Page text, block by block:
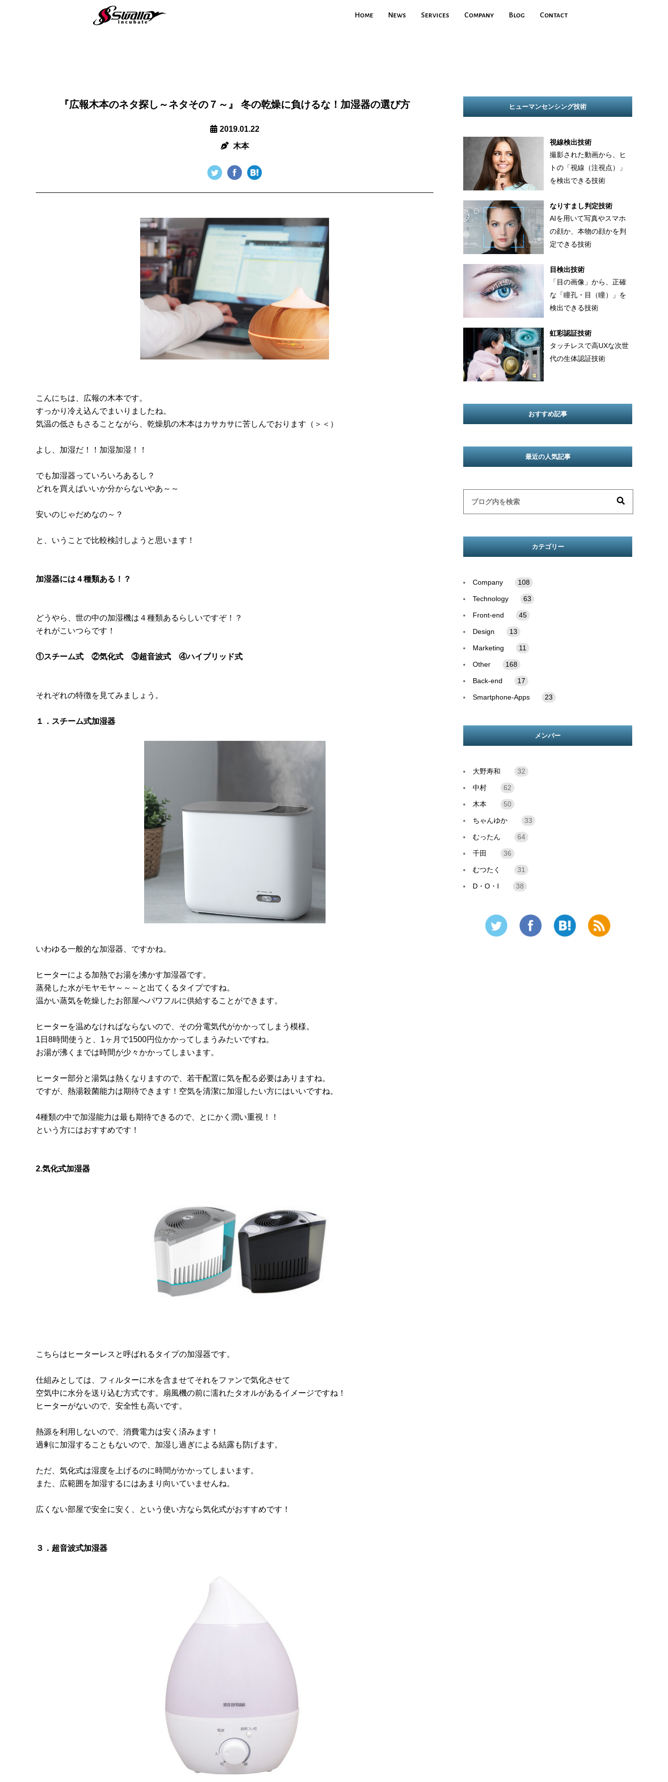
Home News Services Company Blog Contact
『広報木本のネタ探し～ネタその７～』 冬の乾燥に負けるな！加湿器の選び方
2019.01.22
木本
こんにちは、広報の木本です。
すっかり冷え込んでまいりましたね。
気温の低さもさることながら、乾燥肌の木本はカサカサに苦しんでおります（＞＜）
よし、加湿だ！！加湿加湿！！
でも加湿器っていろいろあるし？
どれを買えばいいか分からないやあ～～
安いのじゃだめなの～？
と、いうことで比較検討しようと思います！
加湿器には４種類ある！？
どうやら、世の中の加湿機は４種類あるらしいですぞ！？
それがこいつらです！
①スチーム式 ②気化式 ③超音波式 ④ハイブリッド式
それぞれの特徴を見てみましょう。
１．スチーム式加湿器
いわゆる一般的な加湿器、ですかね。
ヒーターによる加熱でお湯を沸かす加湿器です。
蒸発した水がモヤモヤ～～～と出てくるタイプですね。
温かい蒸気を乾燥したお部屋へパワフルに供給することができます。
ヒーターを温めなければならないので、その分電気代がかかってしまう模様。
1日8時間使うと、1ヶ月で1500円位かかってしまうみたいですね。
お湯が沸くまでは時間が少々かかってしまいます。
ヒーター部分と湯気は熱くなりますので、若干配置に気を配る必要はありますね。
ですが、熱湯殺菌能力は期待できます！空気を清潔に加湿したい方にはいいですね。
4種類の中で加湿能力は最も期待できるので、とにかく潤い重視！！
という方にはおすすめです！
2.気化式加湿器
こちらはヒーターレスと呼ばれるタイプの加湿器です。
仕組みとしては、フィルターに水を含ませてそれをファンで気化させて
空気中に水分を送り込む方式です。扇風機の前に濡れたタオルがあるイメージですね！
ヒーターがないので、安全性も高いです。
熱源を利用しないので、消費電力は安く済みます！
過剰に加湿することもないので、加湿し過ぎによる結露も防げます。
ただ、気化式は湿度を上げるのに時間がかかってしまいます。
また、広範囲を加湿するにはあまり向いていませんね。
広くない部屋で安全に安く、という使い方なら気化式がおすすめです！
３．超音波式加湿器
ヒューマンセンシング技術
視線検出技術
撮影された動画から、ヒ
トの「視線（注視点）」
を検出できる技術
なりすまし判定技術
AIを用いて写真やスマホ
の顔か、本物の顔かを判
定できる技術
目検出技術
「目の画像」から、正確
な「瞳孔・目（瞳）」を
検出できる技術
虹彩認証技術
タッチレスで高UXな次世
代の生体認証技術
おすすめ記事
最近の人気記事
カテゴリー
Company 108
Technology 63
Front-end 45
Design 13
Marketing 11
Other 168
Back-end 17
Smartphone-Apps 23
メンバー
大野寿和 32
中村 62
木本 50
ちゃんゆか 33
むったん 64
千田 36
むつたく 31
D・O・I 38